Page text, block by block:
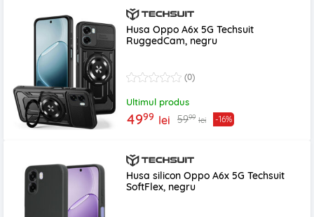
Husa Oppo A6x 5G Techsuit
RuggedCam, negru
(0)
Ultimul produs
4999 lei 5999 lei -16%
Husa silicon Oppo A6x 5G Techsuit
SoftFlex, negru